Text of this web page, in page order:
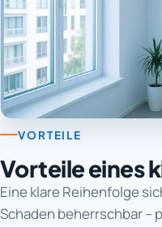
VORTEILE
Vorteile eines
Eine klare Reihenfolge
Schaden beherrschbar –